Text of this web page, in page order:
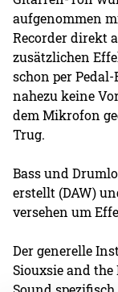
aufgenommen
Recorder direkt
zusätzlichen
schon per
nahezu keine
dem Mikrofon
Trug.
Bass und
erstellt (DAW)
versehen um
Der generelle
Siouxsie and the